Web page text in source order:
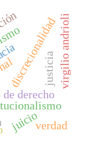
de derecho
discrecionalidadvirgilio andrioli
juicioverdad
justicia